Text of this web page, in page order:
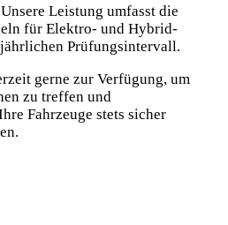
Leistung umfasst die
für Elektro- und Hybrid-
Prüfungsintervall.
gerne zur Verfügung, um
zu treffen und
Fahrzeuge stets sicher